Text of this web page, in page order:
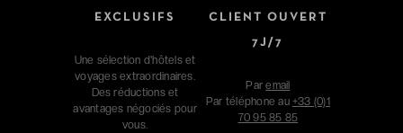
EXCLUSIFS
Une sélection d'hôtels et
voyages extraordinaires.
Des réductions et
avantages négociés pour
vous.
CLIENT OUVERT
7J/7
Paremail
Par téléphone au +33 (0)1
70 95 85 85